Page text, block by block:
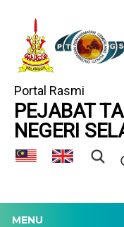
Portal Rasmi
PEJABAT
NEGERI
MENU